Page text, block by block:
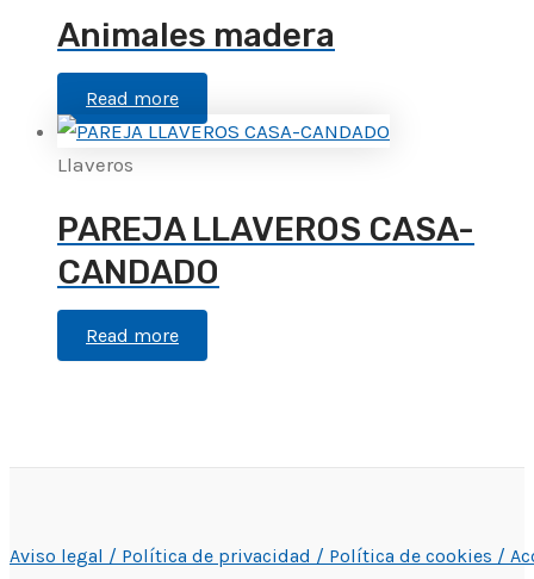
Animales madera
Read more
Llaveros
PAREJA LLAVEROS CASA-
CANDADO
Read more
Aviso legal / Política de privacidad / Política de cookies /